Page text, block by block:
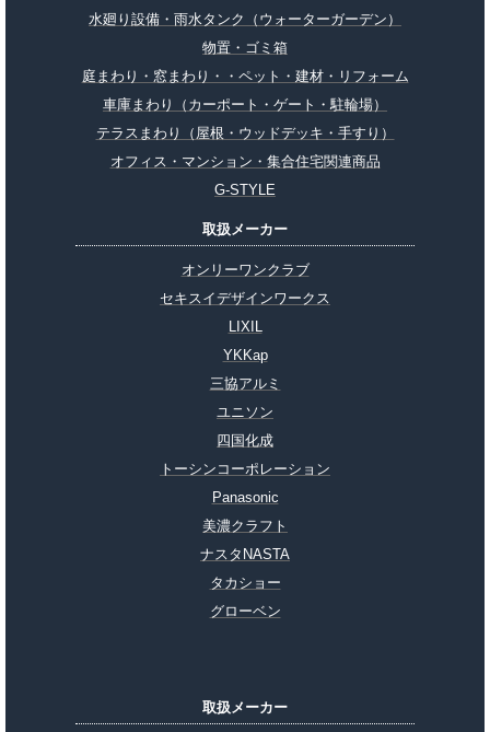
水廻り設備・雨水タンク（ウォーターガーデン）
物置・ゴミ箱
庭まわり・窓まわり・・ペット・建材・リフォーム
車庫まわり（カーポート・ゲート・駐輪場）
テラスまわり（屋根・ウッドデッキ・手すり）
オフィス・マンション・集合住宅関連商品
G-STYLE
取扱メーカー
オンリーワンクラブ
セキスイデザインワークス
LIXIL
YKKap
三協アルミ
ユニソン
四国化成
トーシンコーポレーション
Panasonic
美濃クラフト
ナスタNASTA
タカショー
グローベン
取扱メーカー